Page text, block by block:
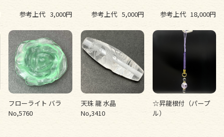
参考上代 3,000円 参考上代 5,000円 参考上代 18,000円
フローライト バラ
No,5760
天珠 龍 水晶
No,3410
☆昇龍根付（パープ
ル）